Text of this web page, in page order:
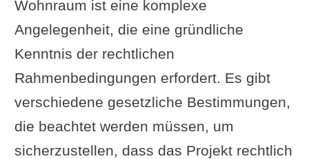
Wohnraum ist eine komplexe
Angelegenheit, die eine gründliche
Kenntnis der rechtlichen
Rahmenbedingungen erfordert. Es gibt
verschiedene gesetzliche Bestimmungen,
die beachtet werden müssen, um
sicherzustellen, dass das Projekt rechtlich